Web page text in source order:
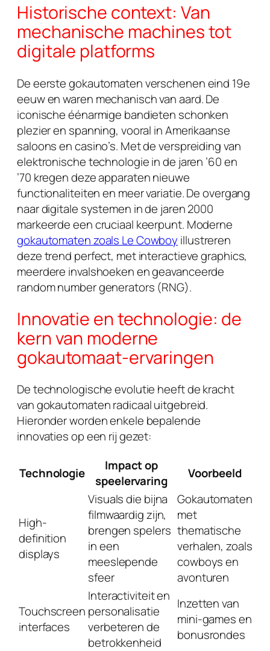
Historische context: Van
mechanische machines tot
digitale platforms
De eerste gokautomaten verschenen eind 19e
eeuw en waren mechanisch van aard. De
iconische éénarmige bandieten schonken
plezier en spanning, vooral in Amerikaanse
saloons en casino’s. Met de verspreiding van
elektronische technologie in de jaren ’60 en
’70 kregen deze apparaten nieuwe
functionaliteiten en meer variatie. De overgang
naar digitale systemen in de jaren 2000
markeerde een cruciaal keerpunt. Moderne
gokautomaten zoals Le Cowboy illustreren
deze trend perfect, met interactieve graphics,
meerdere invalshoeken en geavanceerde
random number generators (RNG).
Innovatie en technologie: de
kern van moderne
gokautomaat-ervaringen
De technologische evolutie heeft de kracht
van gokautomaten radicaal uitgebreid.
Hieronder worden enkele bepalende
innovaties op een rij gezet:
Technologie
Impact op
speelervaring
Voorbeeld
High-
definition
displays
Visuals die bijna
filmwaardig zijn,
brengen spelers
in een
meeslepende
sfeer
Gokautomaten
met
thematische
verhalen, zoals
cowboys en
avonturen
Touchscreen
interfaces
Interactiviteit en
personalisatie
verbeteren de
betrokkenheid
Inzetten van
mini-games en
bonusrondes